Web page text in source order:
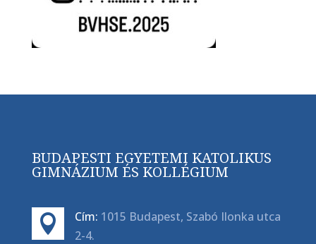
BUDAPESTI EGYETEMI KATOLIKUS
GIMNÁZIUM ÉS KOLLÉGIUM
 Cím: 1015 Budapest, Szabó Ilonka utca
2-4.